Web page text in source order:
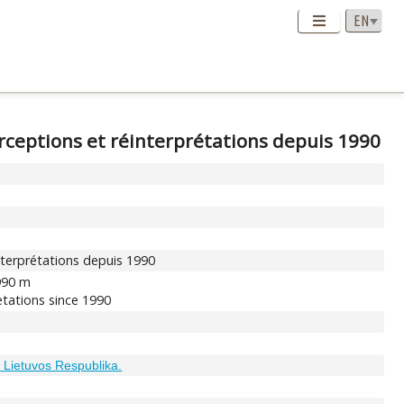
et réinterprétations depuis 1990
depuis 1990
m
since 1990
Respublika.